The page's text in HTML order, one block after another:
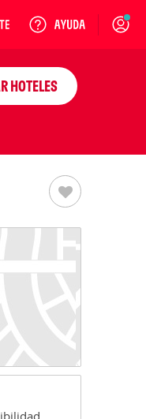
Login
HOTELES